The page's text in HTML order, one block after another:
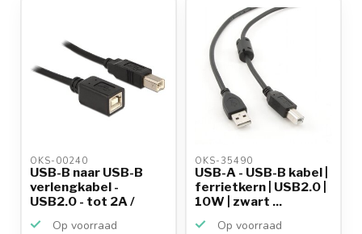
OKS-00240
USB-B naar USB-B
verlengkabel -
USB2.0 - tot 2A /
Op voorraad
OKS-35490
USB-A - USB-B kabel |
ferrietkern | USB2.0 |
10W | zwart ...
Op voorraad